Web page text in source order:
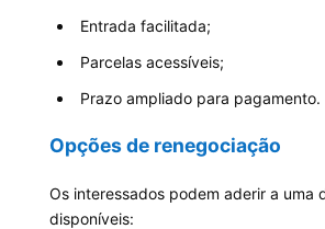
Entrada facilitada;
Parcelas acessíveis;
Prazo ampliado para pagamento.
Opções de renegociação
Os interessados podem aderir a uma
disponíveis: